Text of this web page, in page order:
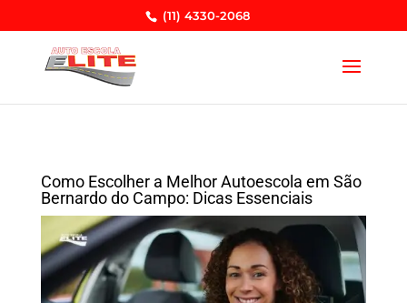
(11) 4330-2068
Como Escolher a Melhor Autoescola em São
Bernardo do Campo: Dicas Essenciais